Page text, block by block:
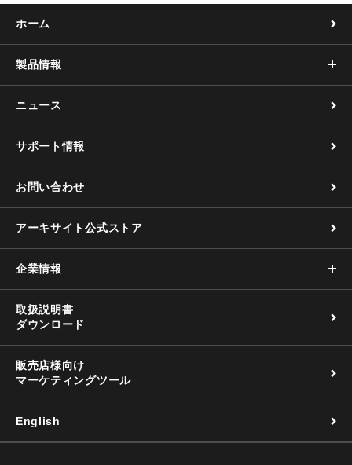
ホーム
製品情報
ニュース
サポート情報
お問い合わせ
アーキサイト公式ストア
企業情報
取扱説明書
ダウンロード
販売店様向け
マーケティングツール
English